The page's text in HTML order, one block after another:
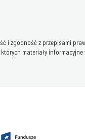
i zgodność z przepisami
materiały